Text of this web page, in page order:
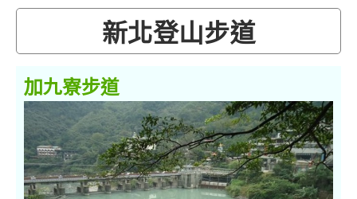
新北登山步道
加九寮步道